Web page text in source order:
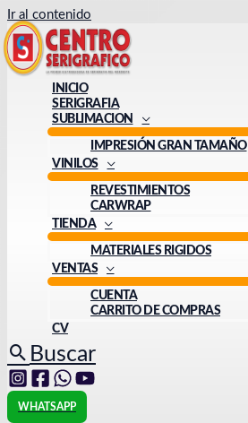
Ir al contenido
INICIO
SERIGRAFIA
SUBLIMACION
IMPRESIÓN GRAN TAMAÑO
VINILOS
REVESTIMIENTOS
CARWRAP
TIENDA
MATERIALES RIGIDOS
VENTAS
CUENTA
CARRITO DE COMPRAS
CV
Buscar
WHATSAPP